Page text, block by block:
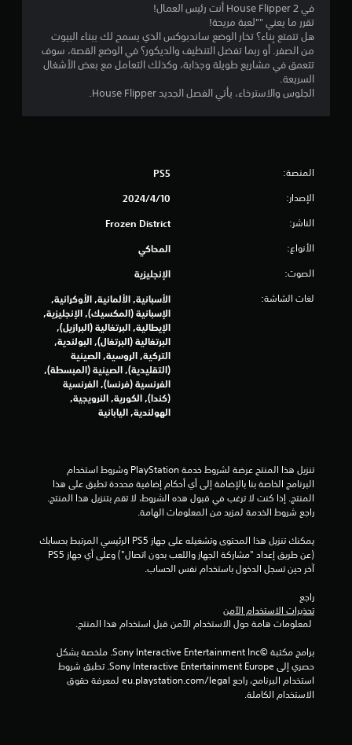
ل
ل
ت
ق
ا
في House Flipper 2 أنت رئيس العمال!
تقرر ما يعني ""لعبة مريحة!
هل تتمتع بِناء؟ تخار الوضع ساندبوكس الذي يسمح لك ببناء البيوت
من الصفر. أو ربما تفضل التنظيف والديكور؟ في الوضع القصة، سوف
تتعمق في مشاريع طويلة وجذابة، وكذلك التعامل مع بعض الأشغال
السريعة.
الجلوس والاسترخاء، يأتي الفصل الجديد House Flipper.
المنصة: PS5
الإصدار: 10‏/4‏/2024
الناشر: Frozen District
الأنواع: المحاكي
الصوت: الإنجليزية
لغات الشاشة:
الأسبانية, الألمانية, الأوكرانية,
الإسبانية (المكسيك), الإنجليزية,
الإيطالية, البرتغالية (البرازيل),
البرتغالية (البرتغال), البولندية,
التركية, الروسية, الصينية
(التقليدية), الصينية (المبسطة),
الفرنسية (فرنسا), الفرنسية
(كندا), الكورية, النرويجية,
الهولندية, اليابانية
راجع شروط الخدمة لمزيد من المعلومات الهامة.
آخر حين تسجل الدخول باستخدام نفس الحساب.
راجع
تحذيرات الاستخدام الآمن
الاستخدام الكاملة.